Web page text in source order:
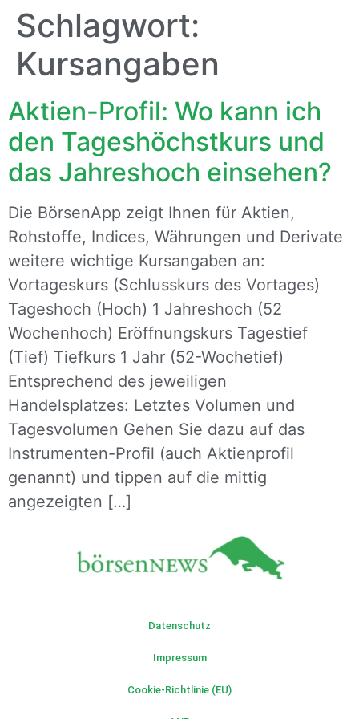
Schlagwort:
Kursangaben
Aktien-Profil: Wo kann ich
den Tageshöchstkurs und
das Jahreshoch einsehen?
Die BörsenApp zeigt Ihnen für Aktien,
Rohstoffe, Indices, Währungen und Derivate
weitere wichtige Kursangaben an:
Vortageskurs (Schlusskurs des Vortages)
Tageshoch (Hoch) 1 Jahreshoch (52
Wochenhoch) Eröffnungskurs Tagestief
(Tief) Tiefkurs 1 Jahr (52-Wochetief)
Entsprechend des jeweiligen
Handelsplatzes: Letztes Volumen und
Tagesvolumen Gehen Sie dazu auf das
Instrumenten-Profil (auch Aktienprofil
genannt) und tippen auf die mittig
angezeigten […]
Datenschutz
Impressum
Cookie-Richtlinie (EU)